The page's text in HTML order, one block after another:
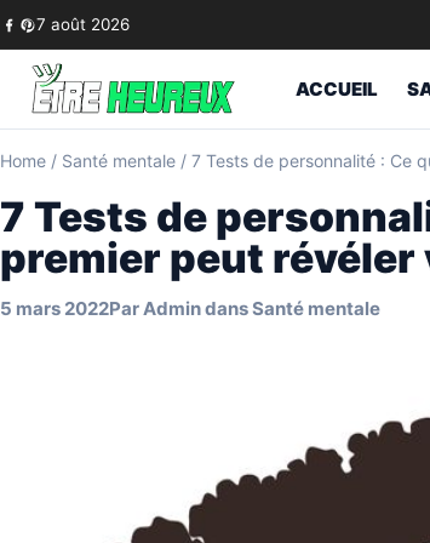
Skip to content
7 août 2026
ACCUEIL
Home / Santé mentale / 7 Tests de personnalité : Ce
7 Tests de
premier peut
5 mars 2022ParAdmindansSanté mentale